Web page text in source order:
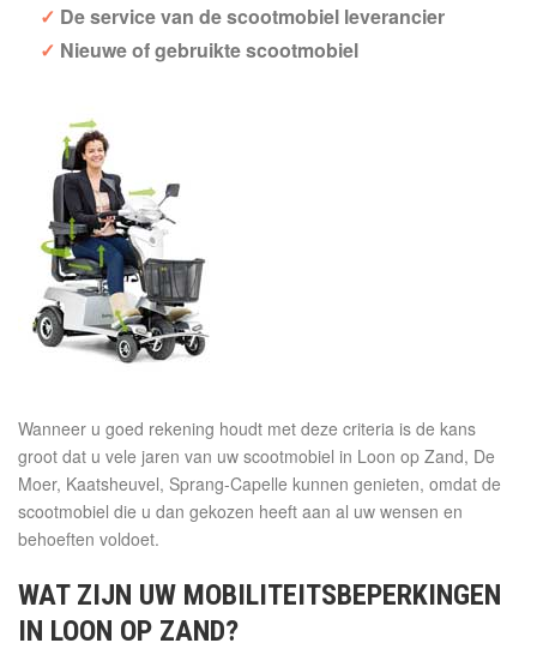
De service van de scootmobiel leverancier
Nieuwe of gebruikte scootmobiel
Wanneer u goed rekening houdt met deze criteria is de kans
groot dat u vele jaren van uw scootmobiel in Loon op Zand, De
Moer, Kaatsheuvel, Sprang-Capelle kunnen genieten, omdat de
scootmobiel die u dan gekozen heeft aan al uw wensen en
behoeften voldoet.
WAT ZIJN UW MOBILITEITSBEPERKINGEN
IN LOON OP ZAND?